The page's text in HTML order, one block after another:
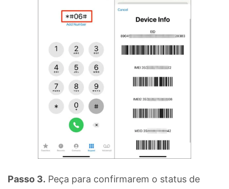
Passo 3. Peça para confirmarem o status de